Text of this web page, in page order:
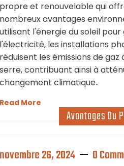
propre et renouvelable qui
nombreux avantages
utilisant l'énergie du soleil
l'électricité, les installations
réduisent les émissions de gaz
serre, contribuant ainsi à
changement climatique..
Read More
Avantages Du
novembre 26, 2024 0